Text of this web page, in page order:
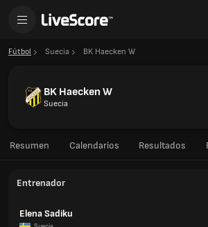
Fútbol Suecia BK Haecken W
BK Haecken W
Suecia
Resumen Calendarios Resultados
Entrenador
Elena Sadiku